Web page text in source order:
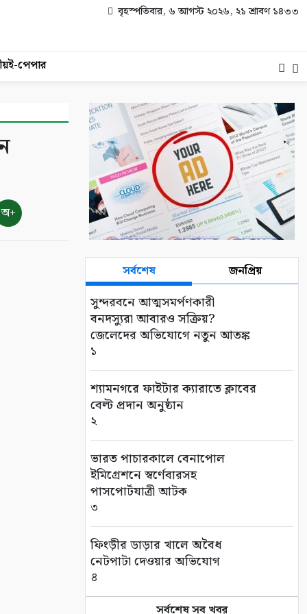
বৃহস্পতিবার, ৬ আগস্ট ২০২৬, ২১ শ্রাবণ ১৪৩৩
ই-পেপার
অ+
সর্বশেষ জনপ্রিয়
সুন্দরবনে আত্মসমর্পণকারী
বনদস্যুরা আবারও সক্রিয়?
জেলেদের অভিযোগে নতুন আতঙ্ক
১
শ্যামনগরে ফাইটার ক্যারাতে ক্লাবের
বেল্ট প্রদান অনুষ্ঠান
২
ভারত পাচারকালে বেনাপোল
ইমিগ্রেশনে স্বর্ণেবারসহ
পাসপোর্টযাত্রী আটক
৩
ফিংড়ীর ডাড়ার খালে অবৈধ
নেটপাটা দেওয়ার অভিযোগ
৪
সর্বশেষ সব খবর